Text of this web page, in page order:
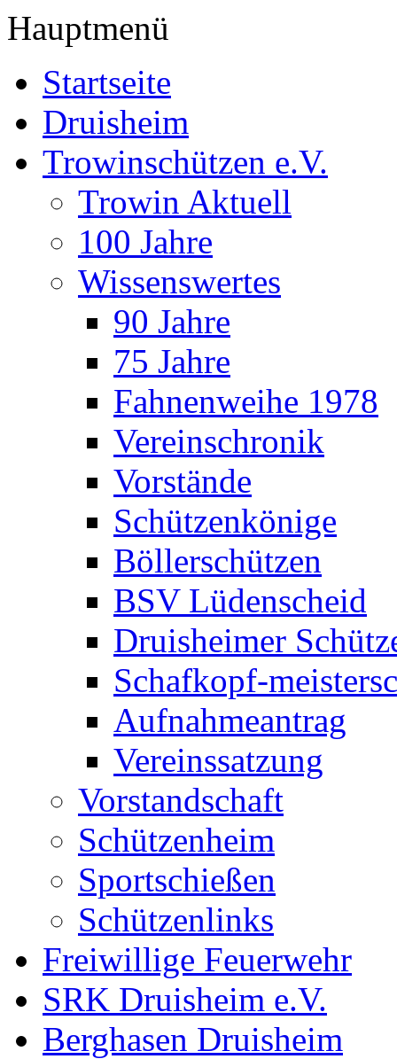
Hauptmenü
Startseite
Druisheim
Trowinschützen e.V.
Trowin Aktuell
100 Jahre
Wissenswertes
90 Jahre
75 Jahre
Fahnenweihe 1978
Vereinschronik
Vorstände
Schützenkönige
Böllerschützen
BSV Lüdenscheid
Druisheimer
Schafkopf-
Aufnahmeantrag
Vereinssatzung
Vorstandschaft
Schützenheim
Sportschießen
Schützenlinks
Freiwillige Feuerwehr
SRK Druisheim e.V.
Berghasen Druisheim